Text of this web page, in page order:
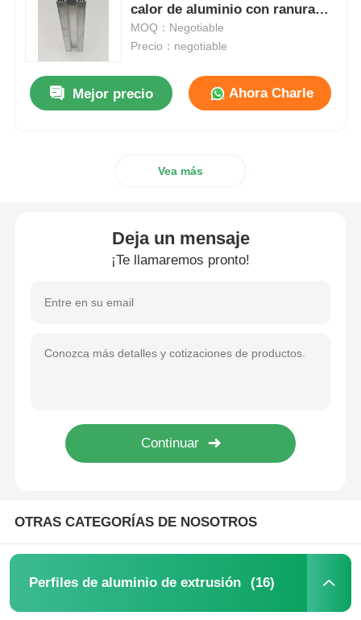
calor de aluminio con ranuras
especiales
MOQ：Negotiable
Precio：negotiable
Mejor precio Ahora Charle
Vea más
Deja un mensaje
¡Te llamaremos pronto!
OTRAS CATEGORÍAS DE NOSOTROS
Perfiles de aluminio de extrusión (16)